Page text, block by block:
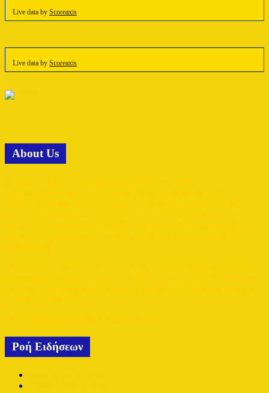
Live data by Scoreaxis
Live data by Scoreaxis
Αbout Us
Ροή Ειδήσεων